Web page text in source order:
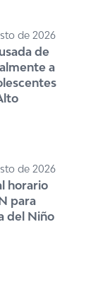
de 2026
de
a
de 2026
horario
para
del Niño